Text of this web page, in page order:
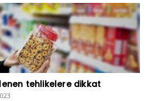
tehlikelere dikkat